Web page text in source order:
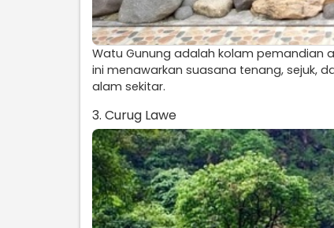
Watu Gunung adalah kolam pemandian
ini menawarkan suasana tenang, sejuk,
alam sekitar.
3. Curug Lawe